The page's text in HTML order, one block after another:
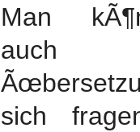
Man
auch
sich